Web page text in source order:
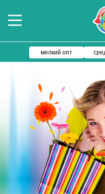
мелкий опт